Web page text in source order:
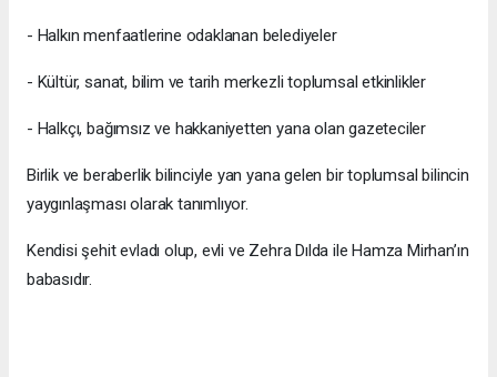
- Halkın menfaatlerine odaklanan belediyeler
- Kültür, sanat, bilim ve tarih merkezli toplumsal etkinlikler
- Halkçı, bağımsız ve hakkaniyetten yana olan gazeteciler
Birlik ve beraberlik bilinciyle yan yana gelen bir toplumsal bilincin
yaygınlaşması olarak tanımlıyor.
Kendisi şehit evladı olup, evli ve Zehra Dılda ile Hamza Mirhan’ın
babasıdır.